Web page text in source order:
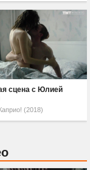
сцена с Юлией
(2018)